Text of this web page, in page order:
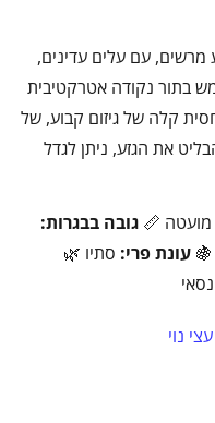
מרשים, עם עלים עדינים,
בתור נקודה אטרקטיבית
קלה של גיזום קבוע, של
את הגזע, ניתן לגדל
מועטה 📏 גובה בבגרות:
🍇 עונת פרי: סתיו 🌿
עצי נוי